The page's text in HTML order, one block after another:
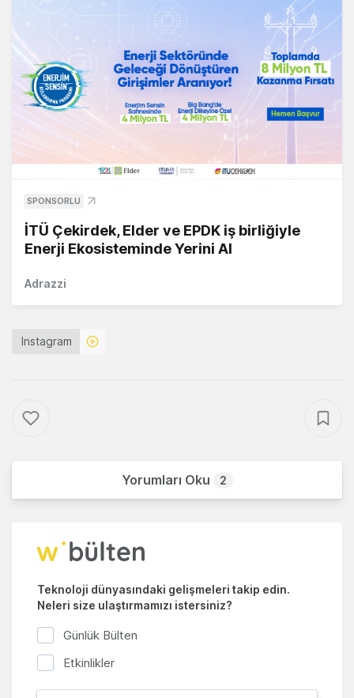
SPONSORLU
İTÜ Çekirdek, Elder ve EPDK iş birliğiyle
Enerji Ekosisteminde Yerini Al
Adrazzi
Instagram
Yorumları Oku 2
Teknoloji dünyasındaki gelişmeleri takip edin.
Neleri size ulaştırmamızı istersiniz?
Günlük Bülten
Etkinlikler